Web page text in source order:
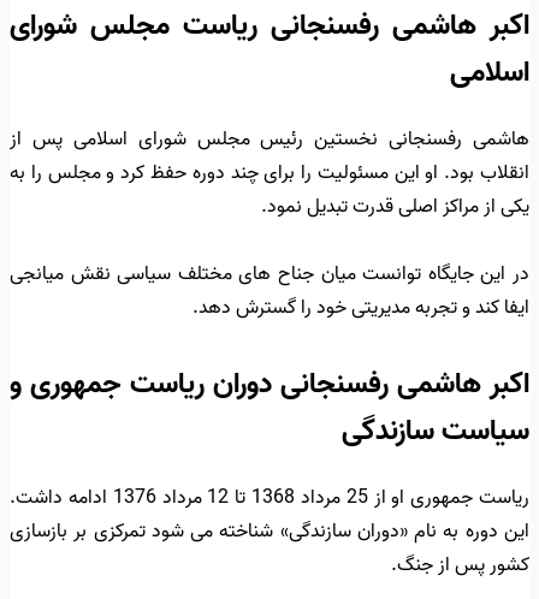
اکبر هاشمی رفسنجانی ریاست مجلس شورای
اسلامی
هاشمی رفسنجانی نخستین رئیس مجلس شورای اسلامی پس از
انقلاب بود. او این مسئولیت را برای چند دوره حفظ کرد و مجلس را به
یکی از مراکز اصلی قدرت تبدیل نمود.
در این جایگاه توانست میان جناح های مختلف سیاسی نقش میانجی
ایفا کند و تجربه مدیریتی خود را گسترش دهد.
اکبر هاشمی رفسنجانی دوران ریاست جمهوری و
سیاست سازندگی
ریاست جمهوری او از 25 مرداد 1368 تا 12 مرداد 1376 ادامه داشت.
این دوره به نام «دوران سازندگی» شناخته می شود تمرکزی بر بازسازی
کشور پس از جنگ.